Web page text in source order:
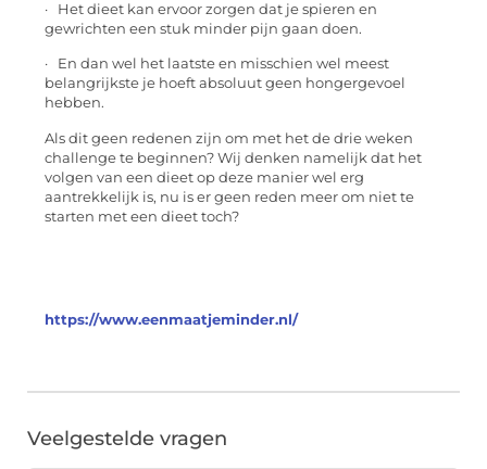
· Het dieet kan ervoor zorgen dat je spieren en
gewrichten een stuk minder pijn gaan doen.
· En dan wel het laatste en misschien wel meest
belangrijkste je hoeft absoluut geen hongergevoel
hebben.
Als dit geen redenen zijn om met het de drie weken
challenge te beginnen? Wij denken namelijk dat het
volgen van een dieet op deze manier wel erg
aantrekkelijk is, nu is er geen reden meer om niet te
starten met een dieet toch?
https://www.eenmaatjeminder.nl/
Veelgestelde vragen